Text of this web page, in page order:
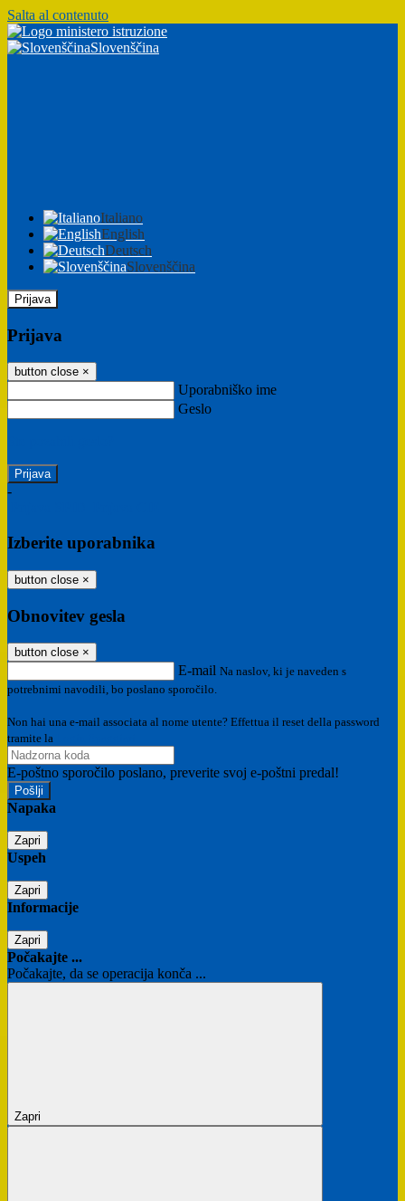
Salta al contenuto
Slovenščina
Italiano
English
Deutsch
Slovenščina
Prijava
Prijava
button close ×
Uporabniško ime
Geslo
-
Izberite uporabnika
button close ×
Obnovitev gesla
button close ×
E-mail Na naslov, ki je naveden s
potrebnimi navodili, bo poslano sporočilo.
Non hai una e-mail associata al nome utente? Effettua il reset della password
tramite la
E-poštno sporočilo poslano, preverite svoj e-poštni predal!
Napaka
Zapri
Uspeh
Zapri
Informacije
Zapri
Počakajte ...
Počakajte, da se operacija konča ...
Zapri